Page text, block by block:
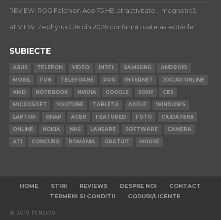
REVIEW: ROG Falchion Ace 75 HE: atractivitate… magnetică
REVIEW: Zephyrus G16 din 2026 confirmă toate așteptările
SUBIECTE
ASUS TELEFON VIDEO INTEL SAMSUNG
ANDROID
MOBIL
FUN TELEFOANE ROG INTERNET
JOCURI ONLINE
AMD
NOTEBOOK NVIDIA GOOGLE SONY
CES
MICROSOFT
YOUTUBE TABLETA APPLE
WINDOWS
LAPTOP
QNAP ACER FEATURED FOTO
CIUDATENII
ONLINE
NOKIA NAS LANSARE SOFTWARE
CAMERA
ATI
CONCURS ROMÂNIA GRATUIT MOUSE
HOME STIRI REVIEWS DESPRE NOI
CONTACT
TERMENI SI CONDITII
CODURI/LICENTE
© 2019 PCNEWS